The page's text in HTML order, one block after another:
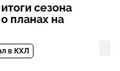
сезона
планах на
в КХЛ